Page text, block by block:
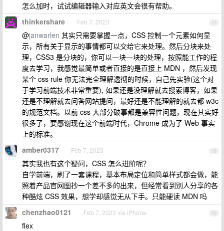
怎么加时，试试编辑器输入对应英文会很有帮助。
17
thinkershare Feb 7, 2023
@janwarlen 其实只需要掌握一点，CSS 控制一个元素如何显
示，所有关于显示的事情都可以交给它来处理。然后分块来处
理，CSS3 是分块的，你可以一块一块的处理，按照能工作的程
度去学习，我感觉最简单或者直接的是直接上 MDN ，然后发现
某个 css rule 你无法完全理解透彻的时候，自己先实验(这个对
于学习前端技术非常重要), 如果还是没理解就去搜索博客，如果
还是不理解就去问答网站提问，最好还是不能理解的就去都 w3c
的规范文档。以前 css 大部分破事都是兼容性问题，现在其实好
很多了，要感谢现在这个前端时代，Chrome 成为了 Web 事实
上的标准。
18
amber0317 Feb 7, 2023
其实我也有这个疑问，CSS 怎么进阶呢？
自学前端，刷了一套课程，基本布局定位和简单样式都会做，能
照着产品官网图抄一个差不多的出来，但经常看到别人分享的各
种酷炫 CSS 效果，想学却感觉无从下手。只能硬读 MDN 吗
19
chenzhao0121 Feb 7, 2023 via iPhone
flex